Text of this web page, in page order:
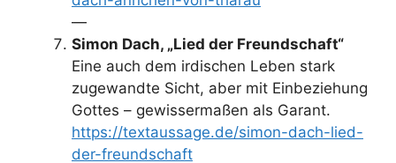
—
Simon Dach, „Lied der Freundschaft“
Eine auch dem irdischen Leben stark
zugewandte Sicht, aber mit Einbeziehung
Gottes – gewissermaßen als Garant.
https://textaussage.de/simon-dach-lied-
der-freundschaft